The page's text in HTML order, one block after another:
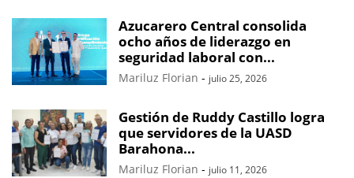
Azucarero Central consolida
ocho años de liderazgo en
seguridad laboral con...
Mariluz Florian - julio 25, 2026
Gestión de Ruddy Castillo logra
que servidores de la UASD
Barahona...
Mariluz Florian - julio 11, 2026